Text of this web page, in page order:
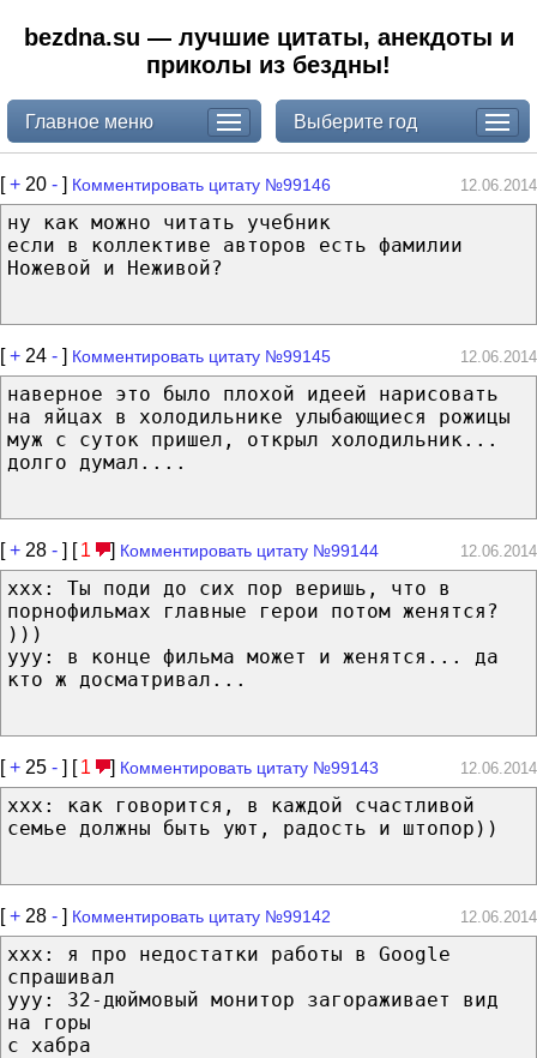
bezdna.su — лучшие цитаты, анекдоты и
приколы из бездны!
Главное меню Выберите год
[+ 20 - ] Комментировать цитату №99146 12.06.2014
ну как можно читать учебник
если в коллективе авторов есть фамилии
Ножевой и Неживой?
[+ 24 - ] Комментировать цитату №99145 12.06.2014
наверное это было плохой идеей нарисовать
на яйцах в холодильнике улыбающиеся рожицы
муж с суток пришел, открыл холодильник...
долго думал....
[+ 28 - ] [ 1 ] Комментировать цитату №99144 12.06.2014
ххх: Ты поди до сих пор веришь, что в
порнофильмах главные герои потом женятся?
)))
ууу: в конце фильма может и женятся... да
кто ж досматривал...
[+ 25 - ] [ 1 ] Комментировать цитату №99143 12.06.2014
ххх: как говорится, в каждой счастливой
семье должны быть уют, радость и штопор))
[+ 28 - ] Комментировать цитату №99142 12.06.2014
xxx: я про недостатки работы в Google
спрашивал
yyy: 32-дюймовый монитор загораживает вид
на горы
с хабра